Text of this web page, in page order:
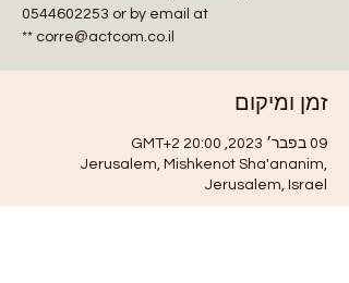
0544602253 or by email at
corre@actcom.co.il **
זמן ומיקום
09 בפבר׳ 2023, 20:00 GMT‎+2‎
Jerusalem, Mishkenot Sha'ananim,
Jerusalem, Israel